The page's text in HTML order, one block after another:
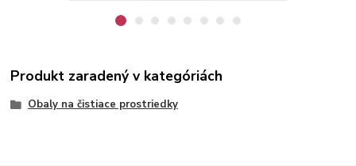
Produkt zaradený v kategóriách
Obaly na čistiace prostriedky